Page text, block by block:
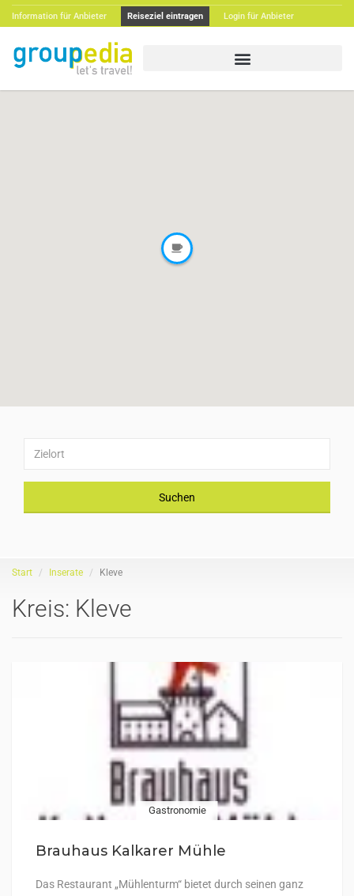
Information für Anbieter Reiseziel eintragen Login für Anbieter
Suchen
Start Inserate Kleve
Kreis: Kleve
Gastronomie
Brauhaus Kalkarer Mühle
Das Restaurant „Mühlenturm“ bietet durch seinen ganz